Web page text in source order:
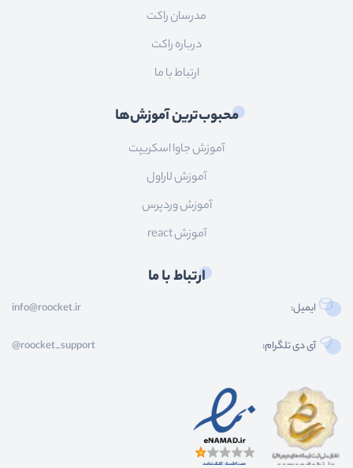
مدرسان راکت
درباره راکت
ارتباط با ما
محبوب‌ترین آموزش‌ها
آموزش جاوا اسکریپت
آموزش لاراول
آموزش وردپرس
آموزش react
ارتباط با ما
ایمیل: info@roocket.ir
آی دی تلگرام: @roocket_support